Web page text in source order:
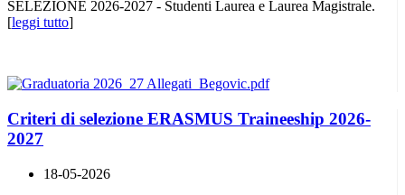
SELEZIONE 2026-2027 - Studenti Laurea e Laurea Magistrale.
[leggi tutto]
Criteri di selezione ERASMUS Traineeship 2026-
2027
18-05-2026